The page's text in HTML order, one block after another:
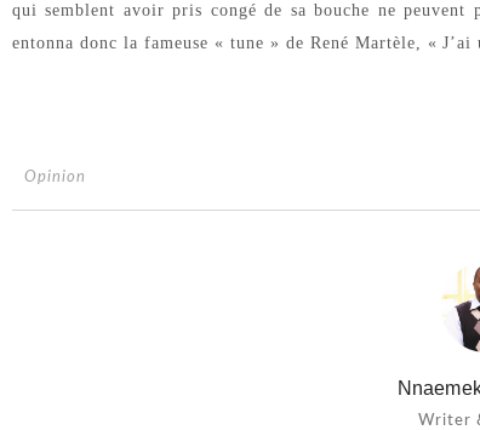
qui semblent avoir pris congé de sa bouche ne peuvent
entonna donc la fameuse « tune » de René Martèle, « J’ai
Opinion
Writer